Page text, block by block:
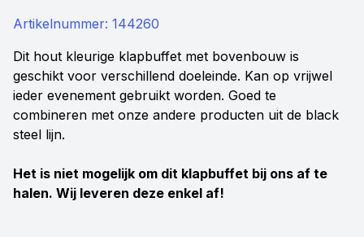
Artikelnummer: 144260
Dit hout kleurige klapbuffet met bovenbouw is
geschikt voor verschillend doeleinde. Kan op vrijwel
ieder evenement gebruikt worden. Goed te
combineren met onze andere producten uit de black
steel lijn.
Het is niet mogelijk om dit klapbuffet bij ons af te
halen. Wij leveren deze enkel af!